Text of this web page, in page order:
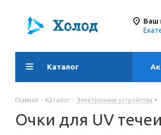
Ваш
Каталог
Главная - Каталог - Электронные устройства
Очки для UV